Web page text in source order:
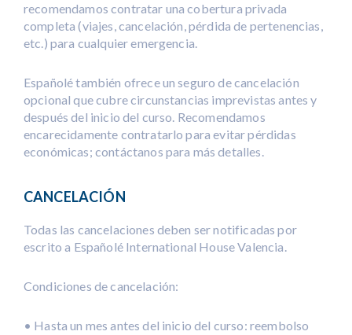
recomendamos contratar una cobertura privada
completa (viajes, cancelación, pérdida de pertenencias,
etc.) para cualquier emergencia.
Españolé también ofrece un seguro de cancelación
opcional que cubre circunstancias imprevistas antes y
después del inicio del curso. Recomendamos
encarecidamente contratarlo para evitar pérdidas
económicas; contáctanos para más detalles.
CANCELACIÓN
Todas las cancelaciones deben ser notificadas por
escrito a Españolé International House Valencia.
Condiciones de cancelación:
• Hasta un mes antes del inicio del curso: reembolso